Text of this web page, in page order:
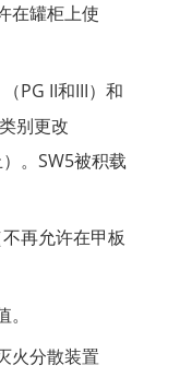
在罐柜上使
PG II和III）和
别更改
。SW5被积载
再允许在甲板
火分散装置